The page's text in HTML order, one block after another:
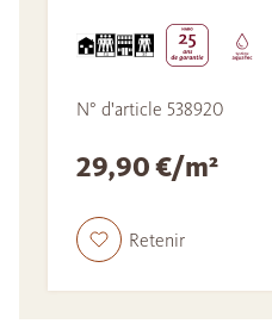
N° d'article 538920
29,90 €/m²
Retenir